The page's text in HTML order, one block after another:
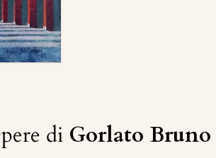
di Gorlato Bruno